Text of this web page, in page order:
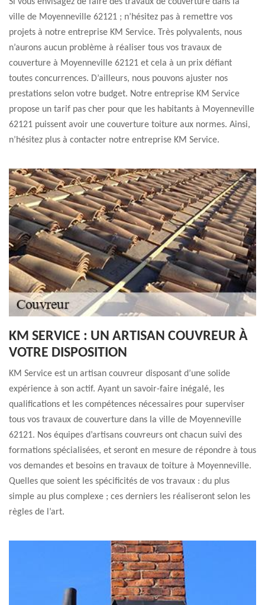
ville de Moyenneville 62121 ; n’hésitez pas à remettre vos
projets à notre entreprise KM Service. Très polyvalents, nous
n’aurons aucun problème à réaliser tous vos travaux de
couverture à Moyenneville 62121 et cela à un prix défiant
toutes concurrences. D’ailleurs, nous pouvons ajuster nos
prestations selon votre budget. Notre entreprise KM Service
propose un tarif pas cher pour que les habitants à Moyenneville
62121 puissent avoir une couverture toiture aux normes. Ainsi,
n’hésitez plus à contacter notre entreprise KM Service.
KM SERVICE : UN ARTISAN COUVREUR À
VOTRE DISPOSITION
KM Service est un artisan couvreur disposant d’une solide
expérience à son actif. Ayant un savoir-faire inégalé, les
qualifications et les compétences nécessaires pour superviser
tous vos travaux de couverture dans la ville de Moyenneville
62121. Nos équipes d’artisans couvreurs ont chacun suivi des
formations spécialisées, et seront en mesure de répondre à tous
vos demandes et besoins en travaux de toiture à Moyenneville.
Quelles que soient les spécificités de vos travaux : du plus
simple au plus complexe ; ces derniers les réaliseront selon les
règles de l’art.